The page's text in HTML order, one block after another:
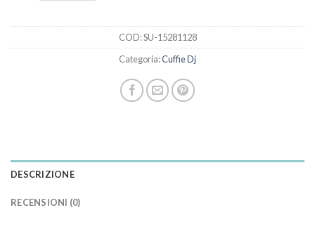
COD:SU-15281128
Categoria:Cuffie Dj
DESCRIZIONE
RECENSIONI (0)